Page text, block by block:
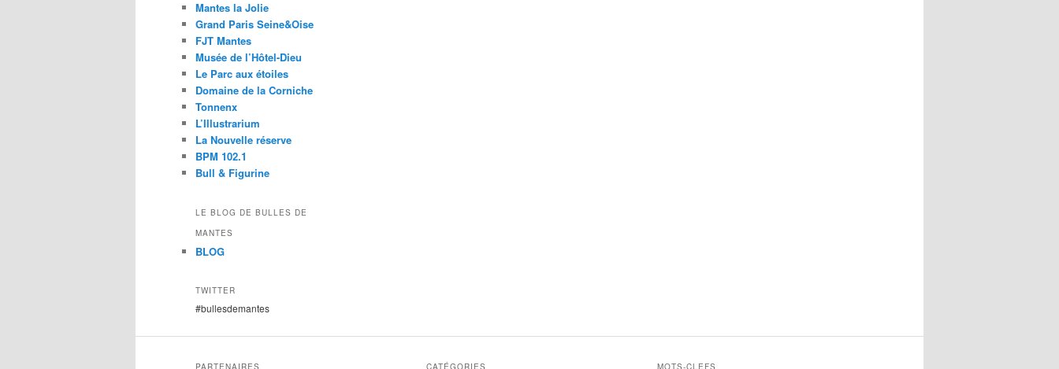
Mantes la Jolie
Grand Paris Seine&Oise
FJT Mantes
Musée de l’Hôtel-Dieu
Le Parc aux étoiles
Domaine de la Corniche
Tonnenx
L’Illustrarium
La Nouvelle réserve
BPM 102.1
Bull & Figurine
LE BLOG DE BULLES DE
MANTES
BLOG
TWITTER
#bullesdemantes
PARTENAIRES CATÉGORIES MOTS-CLEFS